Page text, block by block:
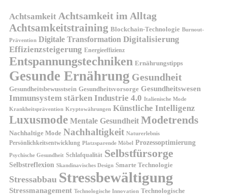
Achtsamkeit Achtsamkeit im Alltag
Achtsamkeitstraining Blockchain-Technologie Burnout-
Prävention Digitale Transformation Digitalisierung
Effizienzsteigerung Energieeffizienz
Entspannungstechniken Ernährungstipps
Gesunde Ernährung Gesundheit
Gesundheitsbewusstsein Gesundheitsvorsorge Gesundheitswesen
Immunsystem stärken Industrie 4.0 Italienische Mode
Krankheitsprävention Kryptowährungen Künstliche Intelligenz
Luxusmode Mentale Gesundheit Modetrends
Nachhaltige Mode Nachhaltigkeit Naturerlebnis
Persönlichkeitsentwicklung Platzsparende Möbel Prozessoptimierung
Psychische Gesundheit Schlafqualität Selbstfürsorge
Selbstreflexion Skandinavisches Design Smarte Technologie
Stressabbau Stressbewältigung
Stressmanagement Technologische Innovation Technologische